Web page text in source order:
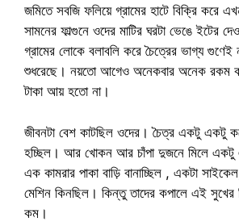
জমিতে সবজি ফলিয়ে গ্রামের হাটে বিক্রি করে
সামনের ফাল্গুনে ওদের মাটির ঘরটা ভেঙে ইটের
গ্রামের লোকে বলাবলি করে চৈত্রের ভাগ্য
শুধরেছে। নয়তো আগেও অনেকবার অনেক রকম
টাকা আয় হতো না।
জীবনটা বেশ কাটছিল ওদের। চৈত্র একটু একটু
হচ্ছিল। আর খোকন আর চাঁপা দুজনে মিলে একটু
এক কামরার পাকা বাড়ি বানাচ্ছিল , একটা
মেশিন কিনছিল। কিন্তু তাদের কপালে এই
কম।